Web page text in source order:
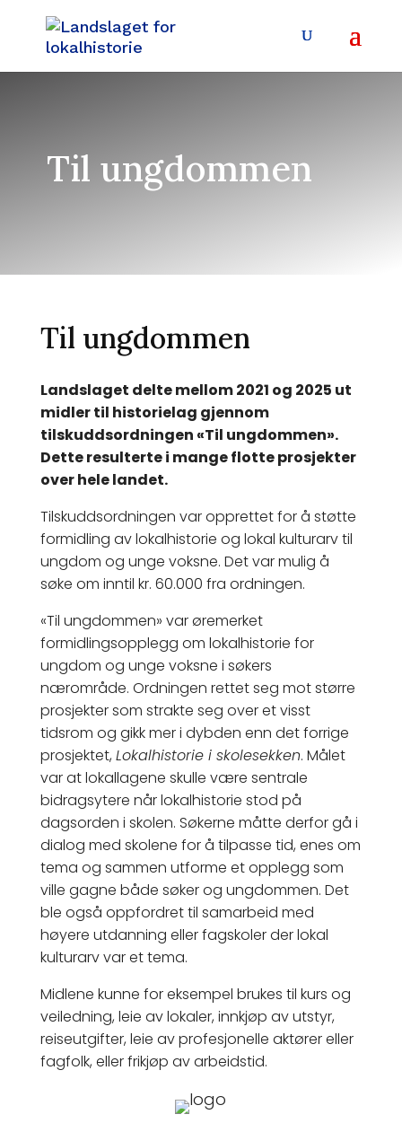
Til ungdommen
Til ungdommen
Landslaget delte mellom 2021 og 2025 ut
midler til historielag gjennom
tilskuddsordningen «Til ungdommen».
Dette resulterte i mange flotte prosjekter
over hele landet.
Tilskuddsordningen var opprettet for å støtte
formidling av lokalhistorie og lokal kulturarv til
ungdom og unge voksne. Det var mulig å
søke om inntil kr. 60.000 fra ordningen.
«Til ungdommen» var øremerket
formidlingsopplegg om lokalhistorie for
ungdom og unge voksne i søkers
nærområde. Ordningen rettet seg mot større
prosjekter som strakte seg over et visst
tidsrom og gikk mer i dybden enn det forrige
prosjektet, Lokalhistorie i skolesekken. Målet
var at lokallagene skulle være sentrale
bidragsytere når lokalhistorie stod på
dagsorden i skolen. Søkerne måtte derfor gå i
dialog med skolene for å tilpasse tid, enes om
tema og sammen utforme et opplegg som
ville gagne både søker og ungdommen. Det
ble også oppfordret til samarbeid med
høyere utdanning eller fagskoler der lokal
kulturarv var et tema.
Midlene kunne for eksempel brukes til kurs og
veiledning, leie av lokaler, innkjøp av utstyr,
reiseutgifter, leie av profesjonelle aktører eller
fagfolk, eller frikjøp av arbeidstid.